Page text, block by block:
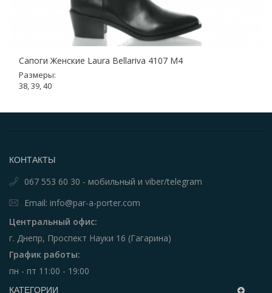
Сапоги Женские Laura Bellariva 4107 M4
Размеры:
38, 39, 40
КОНТАКТЫ
067 553 60 30 - мобильный и viber/telegram
Email: info@par-a-porter.com
Центральный офис:
г. Днепр, Проспект Науки 16 (Гагарина)
График работы:
пн - пт 11:00 - 19:00
КАТЕГОРИИ